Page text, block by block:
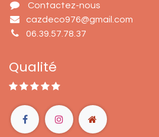
Contactez-nous
cazdeco976@gmail.com
06.39.57.78.37
Qualité